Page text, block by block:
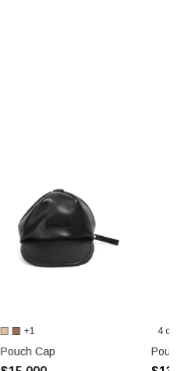
+1
Pouch Cap
4